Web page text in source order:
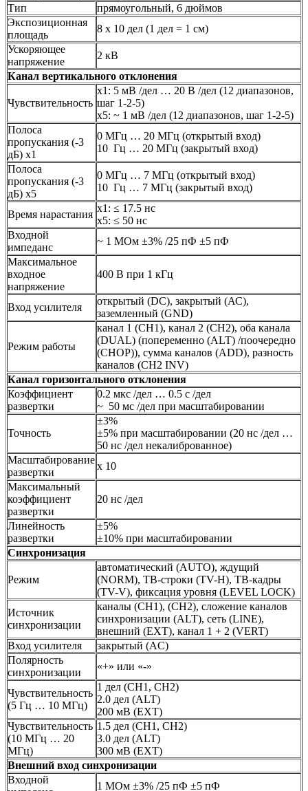
Тип
прямоугольный, 6 дюймов
Экспозиционная
площадь
8 х 10 дел (1 дел = 1 см)
Ускоряющее
напряжение
2 кВ
Канал вертикального отклонения
Чувствительность
х1: 5 мВ /дел … 20 В /дел (12 диапазонов,
шаг 1-2-5)
х5: ~ 1 мВ /дел (12 диапазонов, шаг 1-2-5)
Полоса
пропускания (-3
дБ) х1
0 МГц … 20 МГц (открытый вход)
10 Гц … 20 МГц (закрытый вход)
Полоса
пропускания (-3
дБ) х5
0 МГц … 7 МГц (открытый вход)
10 Гц … 7 МГц (закрытый вход)
Время нарастания
х1: ≤ 17.5 нс
х5: ≤ 50 нс
Входной
импеданс
~ 1 МОм ±3% /25 пФ ±5 пФ
Максимальное
входное
напряжение
400 В при 1 кГц
Вход усилителя
открытый (DC), закрытый (АС),
заземленный (GND)
Режим работы
канал 1 (CH1), канал 2 (CH2), оба канала
(DUAL) (попеременно (ALT) /поочередно
(CHOP)), сумма каналов (ADD), разность
каналов (CH2 INV)
Канал горизонтального отклонения
Коэффициент
развертки
0.2 мкс /дел … 0.5 с /дел
~ 50 мс /дел при масштабировании
Точность
±3%
±5% при масштабировании (20 нс /дел …
50 нс /дел некалиброванное)
Масштабирование
развертки
х 10
Максимальный
коэффициент
развертки
20 нс /дел
Линейность
развертки
±5%
±10% при масштабировании
Синхронизация
Режим
автоматический (AUTO), ждущий
(NORM), ТВ-строки (TV-H), ТВ-кадры
(TV-V), фиксация уровня (LEVEL LOCK)
Источник
синхронизации
каналы (CH1), (CH2), сложение каналов
синхронизации (ALT), сеть (LINE),
внешний (EXT), канал 1 + 2 (VERT)
Вход усилителя
закрытый (AC)
Полярность
синхронизации
«+» или «-»
Чувствительность
(5 Гц … 10 МГц)
1 дел (CH1, CH2)
2.0 дел (ALT)
200 мВ (EXT)
Чувствительность
(10 МГц … 20
МГц)
1.5 дел (CH1, CH2)
3.0 дел (ALT)
300 мВ (EXT)
Внешний вход синхронизации
Входной
1 МОм ±3% /25 пФ ±5 пФ